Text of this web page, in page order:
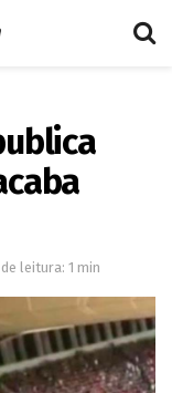
leitura: 1 min